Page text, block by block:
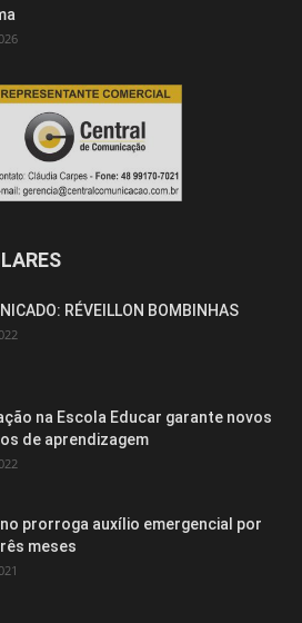
RÉVEILLON BOMBINHAS
na Escola Educar garante novos
de aprendizagem
prorroga auxílio emergencial por
meses